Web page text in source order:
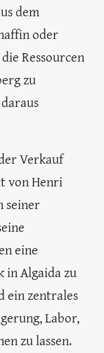
dem
oder
Ressourcen
zu
Verkauf
von Henri
seiner
eine
in Algaida zu
ein zentrales
Labor,
zu lassen.